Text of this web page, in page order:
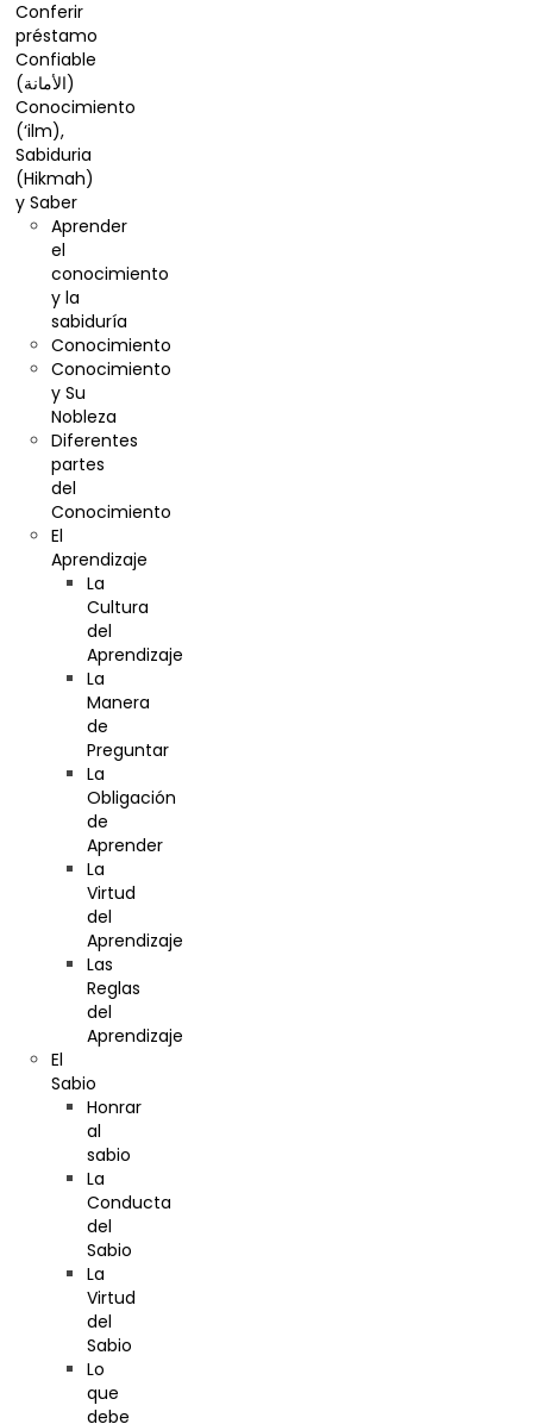
Conferir
préstamo
Confiable
(الأمانة)
Conocimiento
(‘ilm),
Sabiduria
(Hikmah)
y Saber
Aprender
el
conocimiento
y la
sabiduría
Conocimiento
Conocimiento
y Su
Nobleza
Diferentes
partes
del
Conocimiento
El
Aprendizaje
La
Cultura
del
Aprendizaje
La
Manera
de
Preguntar
La
Obligación
de
Aprender
La
Virtud
del
Aprendizaje
Las
Reglas
del
Aprendizaje
El
Sabio
Honrar
al
sabio
La
Conducta
del
Sabio
La
Virtud
del
Sabio
Lo
que
debe